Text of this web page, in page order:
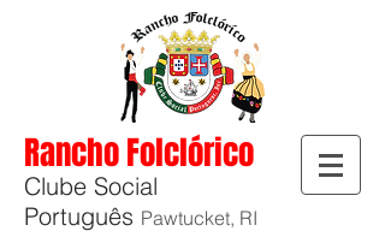
Rancho Folclórico
Clube Social
Português Pawtucket, RI